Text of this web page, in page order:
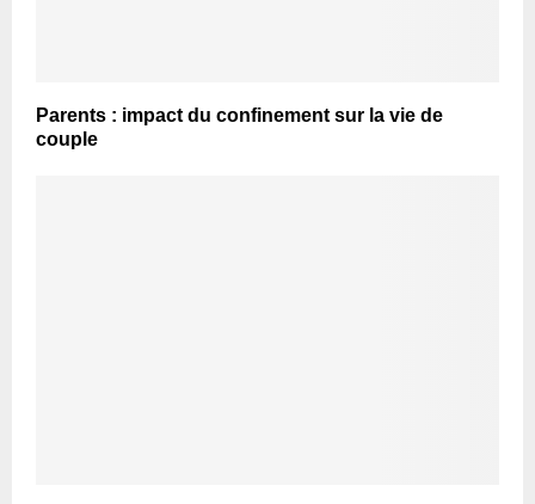
Parents : impact du confinement sur la vie de
couple